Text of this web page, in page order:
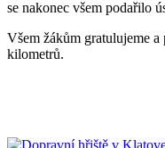
se nakonec všem podařilo
Všem žákům gratulujeme a
kilometrů.